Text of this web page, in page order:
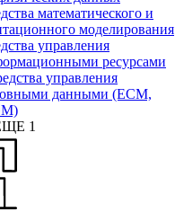
математического и
моделирования
управления
ресурсами
управления
данными (ECM,
1